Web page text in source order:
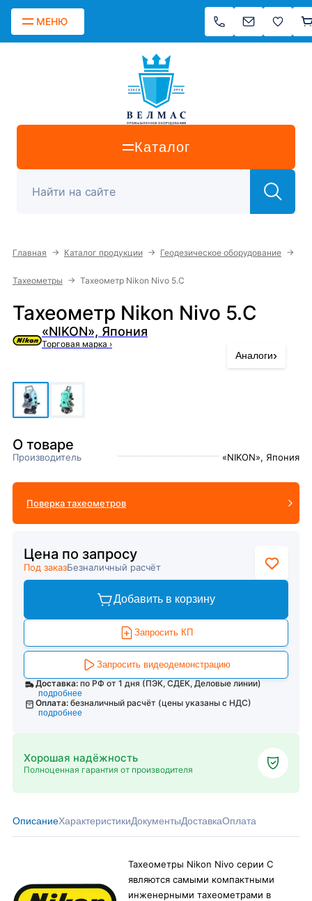
МЕНЮ
Каталог
Главная → Каталог продукции → Геодезическое оборудование →
Тахеометры → Тахеометр Nikon Nivo 5.C
Тахеометр Nikon Nivo 5.C
«NIKON», Япония
Торговая марка ›
Аналоги›
О товаре
Производитель «NIKON», Япония
Поверка тахеометров
Цена по запросу
Под заказБезналичный расчёт
Добавить в корзину
Запросить КП
Запросить видеодемонстрацию
Доставка: по РФ от 1 дня (ПЭК, СДЕК, Деловые линии)
подробнее
Оплата: безналичный расчёт (цены указаны с НДС)
подробнее
Хорошая надёжность
Полноценная гарантия от производителя
ОписаниеХарактеристикиДокументыДоставкаОплата
Тахеометры Nikon Nivo серии С
являются самыми компактными
инженерными тахеометрами в